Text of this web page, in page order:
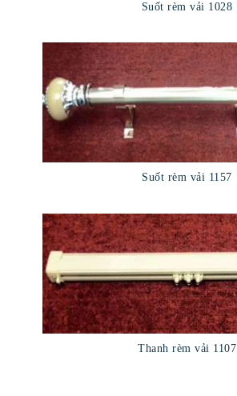
Suốt rèm vải 1028
Suốt rèm vải 1157
Thanh rèm vải 1107